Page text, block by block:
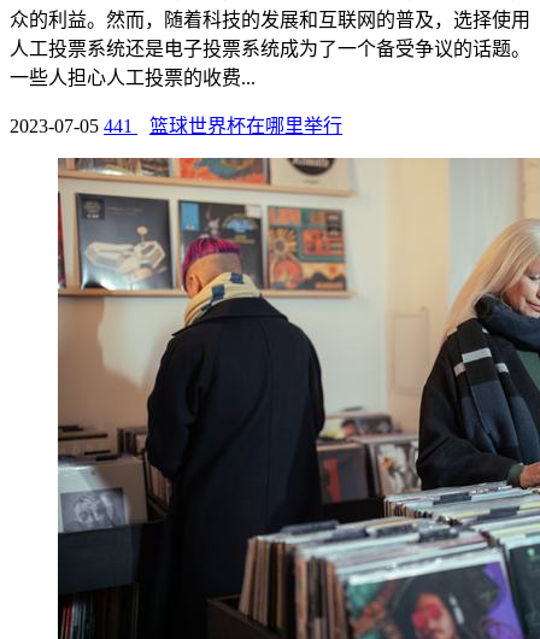
众的利益。然而，随着科技的发展和互联网的普及，选择使用
人工投票系统还是电子投票系统成为了一个备受争议的话题。
一些人担心人工投票的收费...
2023-07-05 441 篮球世界杯在哪里举行